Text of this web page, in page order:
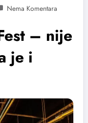
– nije
je i